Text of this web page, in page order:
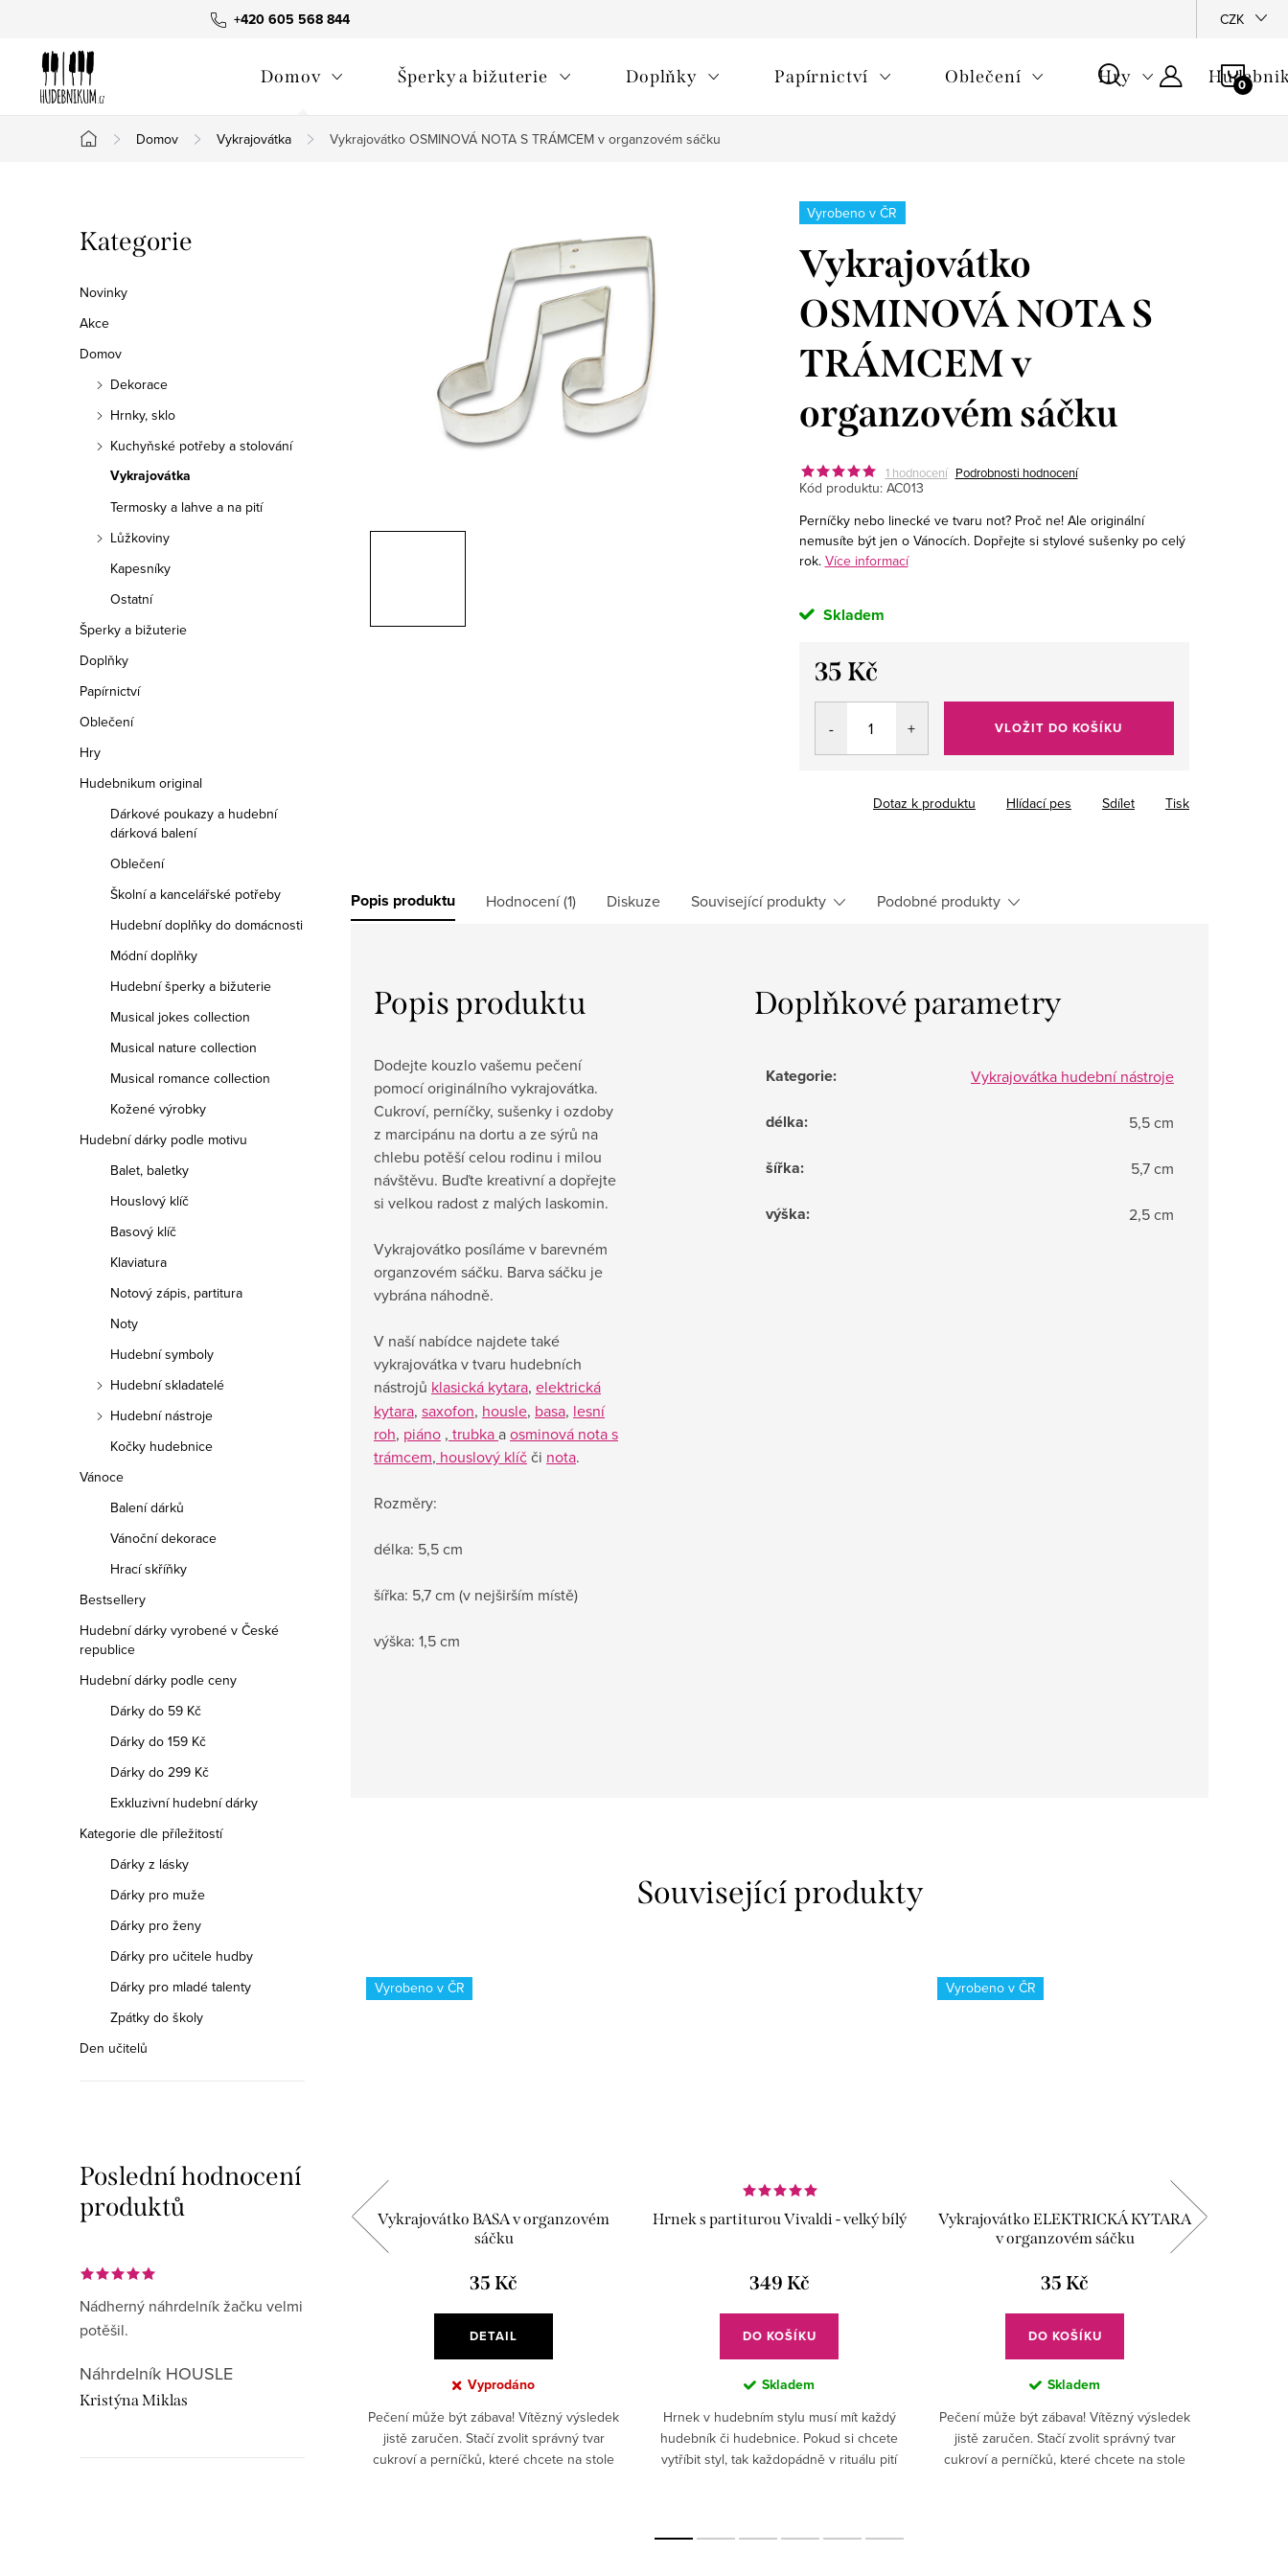
+420 605 568 844 CZK
Domov Šperky a bižuterie Doplňky Papírnictví Oblečení Hry
Domů
Domov Vykrajovátka Vykrajovátko OSMINOVÁ NOTA S TRÁMCEM v organzovém sáčku
o
s
t
r
n
n
e
l
Přeskočit
kategorie
Kategorie
Novinky
Akce
Domov
Dekorace
Hrnky, sklo
Kuchyňské potřeby a stolování
Vykrajovátka
Termosky a lahve a na pití
Lůžkoviny
Kapesníky
Ostatní
Šperky a bižuterie
Doplňky
Papírnictví
Oblečení
Hry
Hudebnikum original
Dárkové poukazy a hudební
dárková balení
Oblečení
Školní a kancelářské potřeby
Hudební doplňky do domácnosti
Módní doplňky
Hudební šperky a bižuterie
Musical jokes collection
Musical nature collection
Musical romance collection
Kožené výrobky
Hudební dárky podle motivu
Balet, baletky
Houslový klíč
Basový klíč
Klaviatura
Notový zápis, partitura
Noty
Hudební symboly
Hudební skladatelé
Hudební nástroje
Kočky hudebnice
Vánoce
Balení dárků
Vánoční dekorace
Hrací skříňky
Bestsellery
Hudební dárky vyrobené v České
republice
Hudební dárky podle ceny
Dárky do 59 Kč
Dárky do 159 Kč
Dárky do 299 Kč
Exkluzivní hudební dárky
Kategorie dle příležitostí
Dárky z lásky
Dárky pro muže
Dárky pro ženy
Dárky pro učitele hudby
Dárky pro mladé talenty
Zpátky do školy
Den učitelů
Poslední hodnocení
produktů
Nádherný náhrdelník žačku velmi
potěšil.
Náhrdelník HOUSLE
Kristýna Miklas
Vyrobeno v ČR
Vykrajovátko
OSMINOVÁ NOTA S
TRÁMCEM v
organzovém sáčku
1 hodnocení Podrobnosti hodnocení
Kód produktu: AC013
Perníčky nebo linecké ve tvaru not? Proč ne! Ale originální
nemusíte být jen o Vánocích. Dopřejte si stylové sušenky po celý
rok. Více informací
Skladem
35 Kč
Měrná
VLOŽIT DO KOŠÍKU
Tisk
Dotaz k produktu Hlídací pes Sdílet
Popis produktu Hodnocení (1) Diskuze Související produkty Podobné produkty
Popis produktu
Dodejte kouzlo vašemu pečení
pomocí originálníhovykrajovátka.
Cukroví, perníčky, sušenky i ozdoby
z marcipánu na dortu a ze sýrů na
chlebu potěší celou rodinu i milou
návštěvu. Buďte kreativní a dopřejte
si velkou radost z malých laskomin.
Vykrajovátko posíláme v barevném
organzovém sáčku. Barva sáčku je
vybrána náhodně.
V naší nabídce najdete také
vykrajovátka v tvaru hudebních
nástrojů klasická kytara, elektrická
kytara, saxofon, housle, basa, lesní
roh, piáno , trubkaaosminová nota s
trámcem, houslový klíčči nota.
Rozměry:
délka: 5,5 cm
šířka: 5,7 cm (v nejširším místě)
výška: 1,5 cm
Doplňkové parametry
Kategorie: Vykrajovátka hudební nástroje
délka: 5,5 cm
šířka: 5,7 cm
výška: 2,5 cm
Související produkty
Vyrobeno v ČR
Vykrajovátko KYTARA v organzovém
Skladem
Vyrobeno v ČR
Vykrajovátko BASA v organzovém
sáčku
35 Kč
DETAIL
Vyprodáno
Pečení může být zábava! Vítězný výsledek
jistě zaručen. Stačí zvolit správný tvar
cukroví a perníčků, které chcete na stole
Hrnek s partiturou Vivaldi - velký bílý
349 Kč
DO KOŠÍKU
Skladem
Hrnek v hudebním stylu musí mít každý
hudebník či hudebnice. Pokud si chcete
vytříbit styl, tak každopádně v rituálu pití
Vyrobeno v ČR
Vykrajovátko ELEKTRICKÁ KYTARA
v organzovém sáčku
35 Kč
DO KOŠÍKU
Skladem
Pečení může být zábava! Vítězný výsledek
jistě zaručen. Stačí zvolit správný tvar
cukroví a perníčků, které chcete na stole